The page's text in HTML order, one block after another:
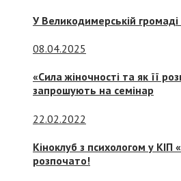
У Великодимерській
08.04.2025
«Сила жіночності та як її
запрошують на семінар
22.02.2022
Кіноклуб з психологом у КІП
розпочато!